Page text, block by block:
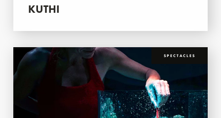
KUTHI
SPECTACLES